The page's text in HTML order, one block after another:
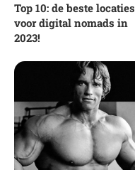
Top 10: de beste locaties
voor digital nomads in
2023!